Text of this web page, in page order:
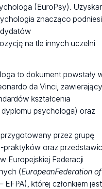
(EuroPsy).
znacząco
na tle innych uczelni
to dokument powstały
da Vinci,
kształcenia
psychologa) oraz
przez grupę
oraz
Europejskiej Federacji
(EuropeanFederation of
– EFPA), której członkiem jest